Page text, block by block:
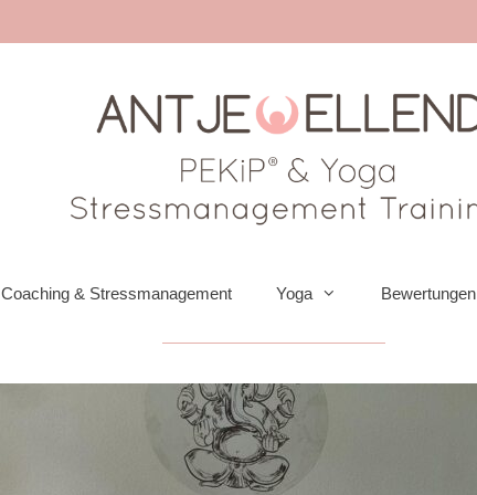
Coaching & Stressmanagement Yoga Bewertungen